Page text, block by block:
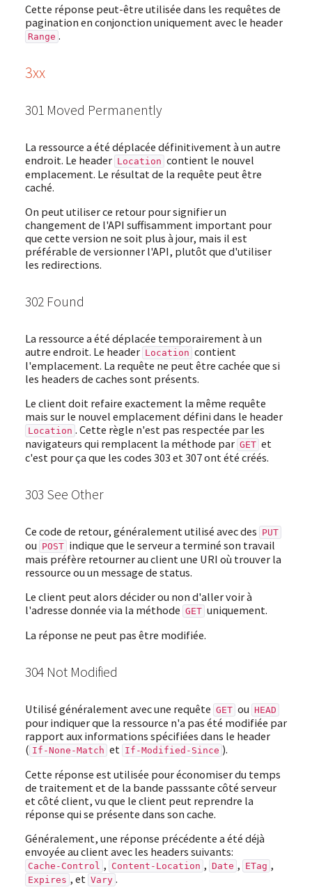
Cette réponse peut-être utilisée dans les requêtes de
pagination en conjonction uniquement avec le header
Range .
3xx
301 Moved Permanently
La ressource a été déplacée définitivement à un autre
endroit. Le header Location contient le nouvel
emplacement. Le résultat de la requête peut être
caché.
On peut utiliser ce retour pour signifier un
changement de l'API suffisamment important pour
que cette version ne soit plus à jour, mais il est
préférable de versionner l'API, plutôt que d'utiliser
les redirections.
302 Found
La ressource a été déplacée temporairement à un
autre endroit. Le header Location contient
l'emplacement. La requête ne peut être cachée que si
les headers de caches sont présents.
Le client doit refaire exactement la même requête
mais sur le nouvel emplacement défini dans le header
Location . Cette règle n'est pas respectée par les
navigateurs qui remplacent la méthode par GET et
c'est pour ça que les codes 303 et 307 ont été créés.
303 See Other
Ce code de retour, généralement utilisé avec des PUT
ou POST indique que le serveur a terminé son travail
mais préfère retourner au client une URI où trouver la
ressource ou un message de status.
Le client peut alors décider ou non d'aller voir à
l'adresse donnée via la méthode GET uniquement.
La réponse ne peut pas être modifiée.
304 Not Modified
Utilisé généralement avec une requête GET ou HEAD
pour indiquer que la ressource n'a pas été modifiée par
rapport aux informations spécifiées dans le header
( If-None-Match et If-Modified-Since ).
Cette réponse est utilisée pour économiser du temps
de traitement et de la bande passsante côté serveur
et côté client, vu que le client peut reprendre la
réponse qui se présente dans son cache.
Généralement, une réponse précédente a été déjà
envoyée au client avec les headers suivants:
Cache-Control , Content-Location , Date , ETag ,
Expires , et Vary .